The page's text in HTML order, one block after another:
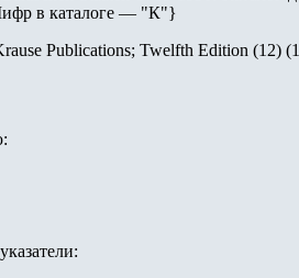
в каталоге — "К"}
Publications; Twelfth Edition (12)